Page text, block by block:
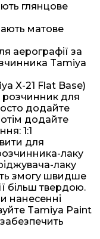
глянцове
матове
аерографії за
Tamiya
X-21 Flat Base)
розчинник для
додайте
додайте
1:1
для
лаку
лаку
змогу швидше
більш твердою.
нанесенні
Tamiya Paint